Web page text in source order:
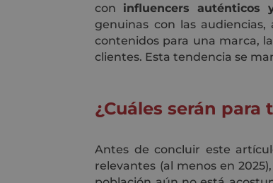
con influencers auténticos
genuinas con las
contenidos para una marca,
clientes. Esta tendencia se
¿Cuáles serán
Antes de concluir este
relevantes (al menos en